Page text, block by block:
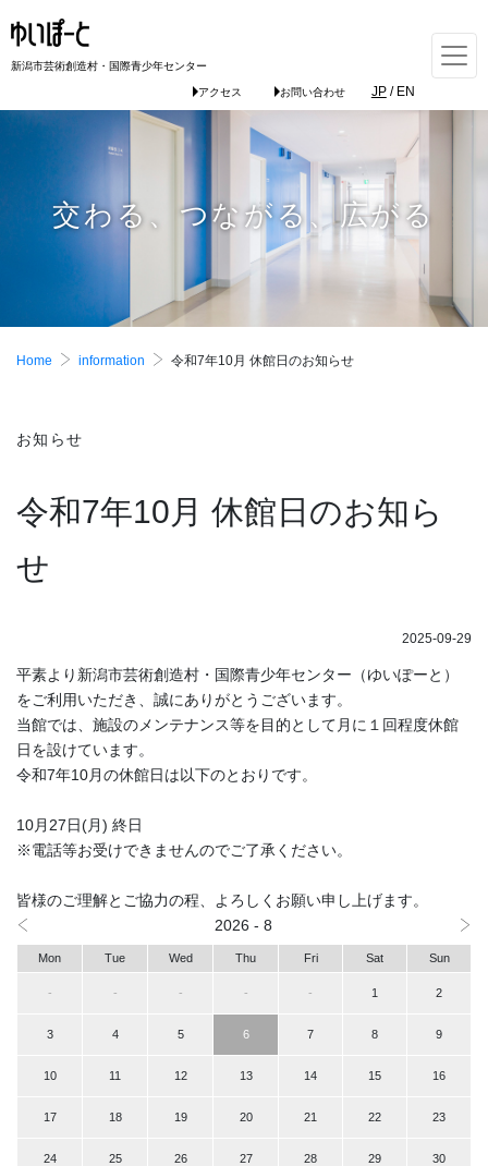
交わる、つながる、広がる
新潟市芸術創造村・国際青少年センター
アクセス お問い合わせ JP/ EN
Home information 令和7年10月 休館日のお知らせ
お知らせ
令和7年10月 休館日のお知ら
せ
2025-09-29
平素より新潟市芸術創造村・国際青少年センター（ゆいぽーと）
をご利用いただき、誠にありがとうございます。
当館では、施設のメンテナンス等を目的として月に１回程度休館
日を設けています。
令和7年10月の休館日は以下のとおりです。
10月27日(月) 終日
※電話等お受けできませんのでご了承ください。
皆様のご理解とご協力の程、よろしくお願い申し上げます。
2026 - 8
Mon Tue Wed Thu Fri Sat Sun
- - - - - 1 2
3 4 5 6 7 8 9
10 11 12 13 14 15 16
17 18 19 20 21 22 23
24 25 26 27 28 29 30